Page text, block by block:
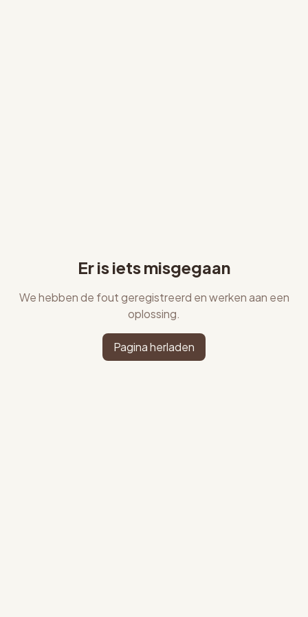
Er is iets misgegaan
We hebben de fout geregistreerd en werken aan een
oplossing.
Pagina herladen